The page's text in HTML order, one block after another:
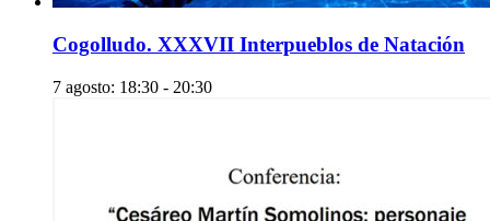
Cogolludo. XXXVII Interpueblos de Natación
7 agosto: 18:30 - 20:30